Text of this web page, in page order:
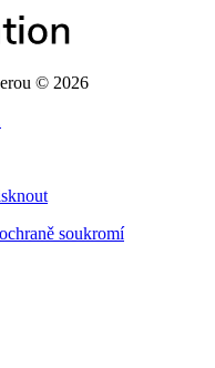
© 2026
soukromí